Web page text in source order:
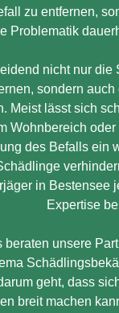
zu entfernen,
Problematik
nicht nur die
sondern
Meist lässt sich
Wohnbereich oder
des Befalls ein
in Bestensee
Expertise
beraten unsere
geht, dass
breit machen